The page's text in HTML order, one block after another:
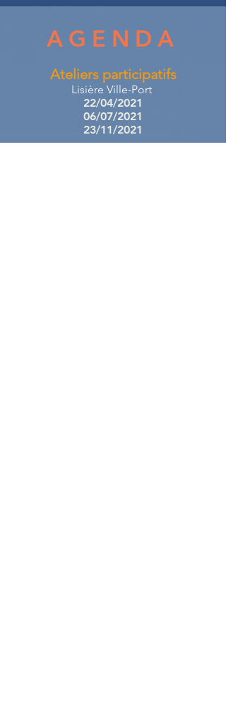
AGENDA
Ateliers participatifs
Lisière Ville-Port
22/04/2021
06/07/2021
23/11/2021